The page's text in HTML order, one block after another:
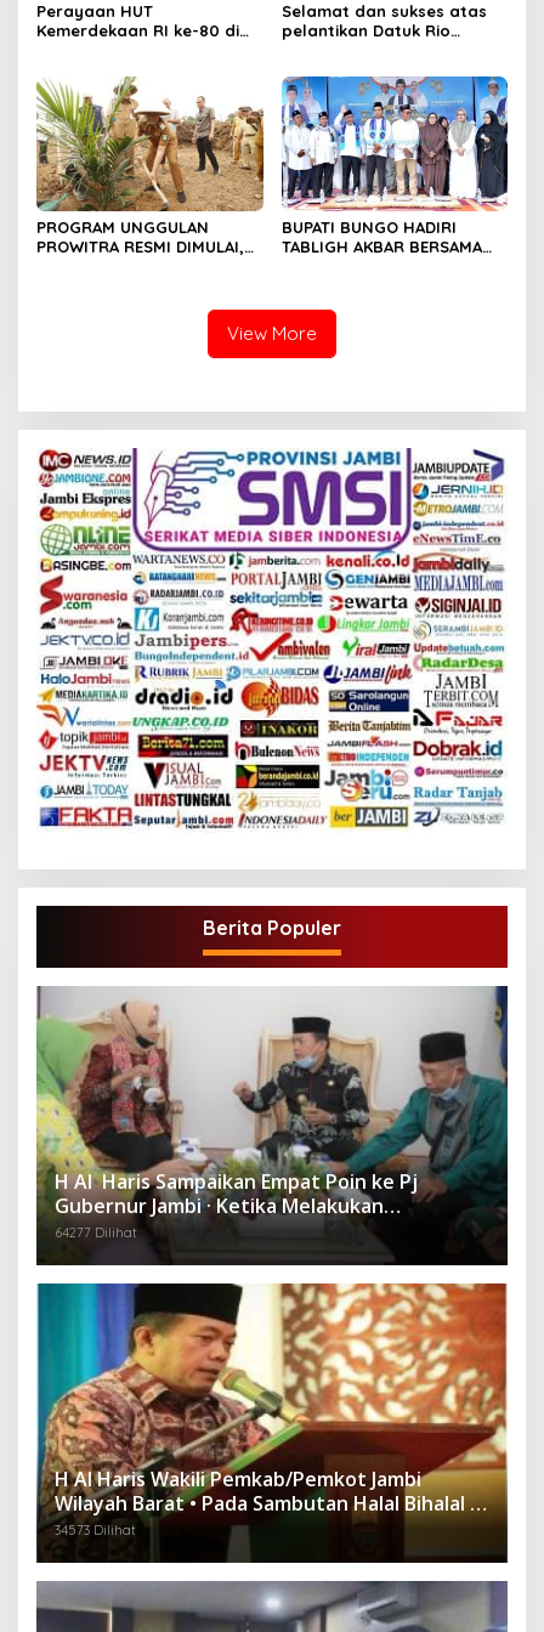
Perayaan HUT
Kemerdekaan RI ke-80 di
Selamat dan sukses atas
pelantikan Datuk Rio
PROGRAM UNGGULAN
PROWITRA RESMI DIMULAI,
BUPATI BUNGO HADIRI
TABLIGH AKBAR BERSAMA
View More
Berita Populer
H Al Haris Sampaikan Empat Poin ke Pj
Gubernur Jambi · Ketika Melakukan
Kunjungan Kerja ke Merangin
64277 Dilihat
H Al Haris Wakili Pemkab/Pemkot Jambi
Wilayah Barat • Pada Sambutan Halal Bihalal di
Gubernuran
34573 Dilihat